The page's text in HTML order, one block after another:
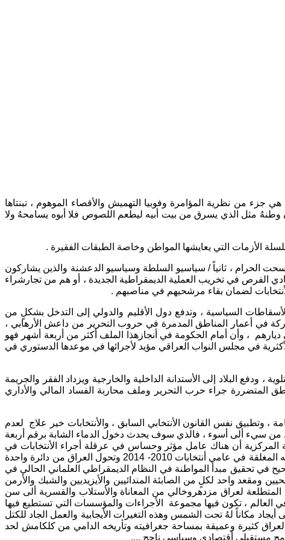
من نظرية المؤامرة وفوبيا التهميش والأقصاء الموهوم ، تبنتاها
مثل الذي يسرق من بيت أبيه ليطعم اللصوص فلا أبوه يسامحهُ ولا
الأزمات التي يعايشها المواطن وخاصة الطبقات الفقيرة .
الحرام ، ثانياً / سياسيو السلطة وسياسيو الدعشنة والذين يشاركون
الفرص في تخريب العملية الديمقراطية الجديدة ، أو هم من تجارشراء
لضمان بقاء مرشحيهم في مناصبهم .
السياسية ، وتدفع دول الأقليم والدولي إلى التدخل بشكلٍ من
في أعمار المناطق المدمرة في حروب التحرير من داعش الأرهابي ،
مبالغ فيه حيث أن الحكومة المركزية أنجزت أكثر من 60% من أرجاع النازحين إلى ديارهم ، وأن أمام الحكومة في أنجازهذا الملف أكثر من أربعة أشهر فهو
في مجلس النواب العراقي مؤيد لأجرائها في موعدها الدستوري في
البلاد إلى الأستدانة الداخلية والخارجية ويزداد الفقر والجريمة
المتضررة جراء حرب التحرير وملف محاربة الفساد المالي والأداري
نفس القانون الأنتخابي السابق ، والأنتخابات خير علاج لعدم
من سيء ألى أسوء ، فالذي سوف يحدث دخول الدماء الشابة برقم أربعة
، وأنبه الحكومة المركزية أن هناك عامل مؤثر وحساس في عرقلة أجراء الأنتخابات في
موعدها المقرر هو ( الحاجة إلى قانون جديد للأنتخابات ) لأن منذُ 2005 لم يطرأ أي تغيير على القانون المذكور وتحول من المغلقة إلى شبه المغلقة في عامي أنتخابات 2010- 2014 وتحول العراق من دائرة واحدة
في تحقيق مبدأ المواطنة في النظام الديمقراطي العلماني الحالي في
بالسيطرة على الحياة السياسية ، أذ أعطتْ حق تمثيل للمرأة بنسبة 25% وتخصيص 5 مقاعد للمسيحيين ومقعد واحد لكلٍ من الصابئة المندائيين والأيزيديين والشبك والأرمن
الكتل الوطنية المتطلعة لعراق مزدهروخالي من المعاناة والأستلاب والقسرية ألى سن
العالم ، تكون فيها مجموعة الأجراءات والمؤسسات التي تستطيع فيها
مكاناً لهُ تحت الشمس وهذه التغيرات الأيجابية والعمل الجاد للكتل
كثيرة وعميقة بمساحة جغرافيته وتأريخه الدامي من كلكامش لحد
مستقبلي أقتصادي وسياسي ناجح ....